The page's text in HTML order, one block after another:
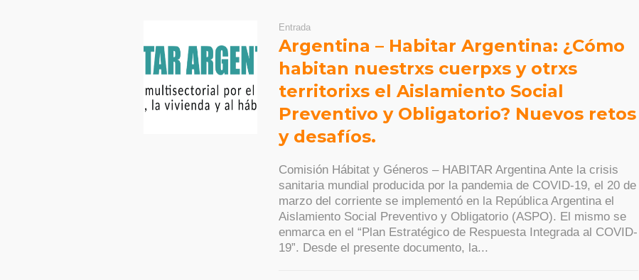
Entrada
Argentina – Habitar Argentina: ¿Cómo
habitan nuestrxs cuerpxs y otrxs
territorixs el Aislamiento Social
Preventivo y Obligatorio? Nuevos retos
y desafíos.
Comisión Hábitat y Géneros – HABITAR Argentina Ante la crisis
sanitaria mundial producida por la pandemia de COVID-19, el 20 de
marzo del corriente se implementó en la República Argentina el
Aislamiento Social Preventivo y Obligatorio (ASPO). El mismo se
enmarca en el “Plan Estratégico de Respuesta Integrada al COVID-
19”. Desde el presente documento, la...